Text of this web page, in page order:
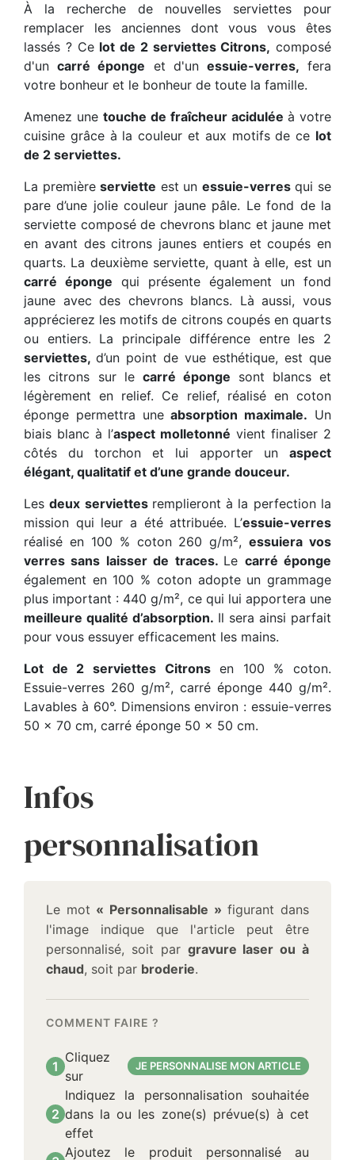
À la recherche de nouvelles serviettes pour
remplacer les anciennes dont vous vous êtes
lassés ? Ce lot de 2 serviettes Citrons, composé
d'uncarré éponge et d'un essuie-verres, fera
votre bonheur et le bonheur de toute la famille.
Amenez une touche de fraîcheur acidulée à votre
cuisine grâce à la couleur et aux motifs de ce lot
de 2 serviettes.
La premièreserviette est un essuie-verresqui se
pare d’une jolie couleur jaune pâle. Le fond de la
serviette composé de chevrons blanc et jaune met
en avant des citrons jaunes entiers et coupés en
quarts. La deuxième serviette, quant à elle, est un
carré éponge qui présente également un fond
jaune avec des chevrons blancs. Là aussi, vous
apprécierez les motifs de citrons coupés en quarts
ou entiers. La principale différence entre les 2
serviettes, d’un point de vue esthétique, est que
les citrons sur le carré éponge sont blancs et
légèrement en relief. Ce relief, réalisé en coton
éponge permettra uneabsorption maximale. Un
biais blanc à l’aspect molletonné vient finaliser 2
côtés du torchon et lui apporter un aspect
élégant, qualitatif et d’une grande douceur.
Lesdeux serviettes remplieront à la perfection la
mission qui leur a été attribuée. L’essuie-verres
réalisé en 100 % coton 260 g/m²,essuiera vos
verres sans laisser de traces. Le carré éponge
également en 100 % coton adopte un grammage
plus important : 440 g/m², ce qui lui apportera une
meilleure qualité d’absorption. Il sera ainsi parfait
pour vous essuyer efficacement les mains.
Lot de 2 serviettes Citronsen 100 % coton.
Essuie-verres 260 g/m², carré éponge 440 g/m².
Lavables à 60°. Dimensions environ : essuie-verres
50 x 70 cm, carré éponge 50 x 50 cm.
Infos
personnalisation
Le mot « Personnalisable » figurant dans
l'image indique que l'article peut être
personnalisé, soit par gravure laser ou à
chaud, soit par broderie.
COMMENT FAIRE ?
1
Cliquez
sur
JE PERSONNALISE MON ARTICLE
2
Indiquez la personnalisation souhaitée
dans la ou les zone(s) prévue(s) à cet
effet
Ajoutez le produit personnalisé au